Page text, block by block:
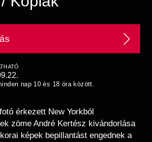
nap 10 és 18 óra között.
érkezett New Yorkból
zöme André Kertész kivándorlása
képek bepillantást engednek a